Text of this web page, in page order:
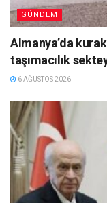
GÜNDEM
Almanya’da
taşımacılık
6 AĞUSTOS 2026